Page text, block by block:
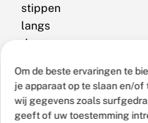
Om de beste ervaringen te
je apparaat op te slaan en/of
wij gegevens zoals
geeft of uw toestemming
stippen
langs
de
van
de
voor-